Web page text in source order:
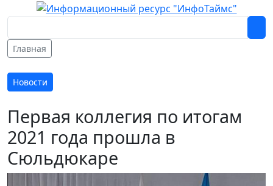
Главная
Новости
Первая коллегия по итогам
2021 года прошла в
Сюльдюкаре